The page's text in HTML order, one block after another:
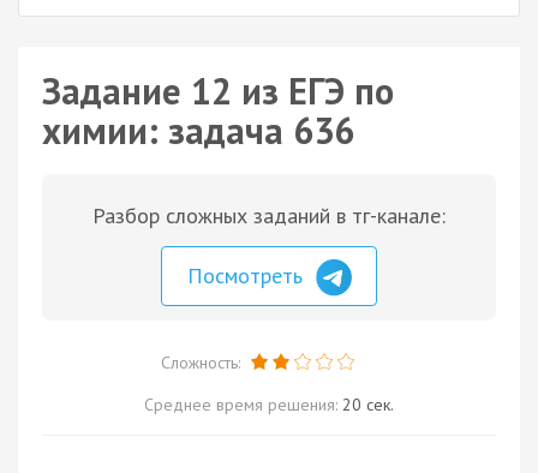
Задание 12 из ЕГЭ по
химии: задача 636
Разбор сложных заданий в тг-канале:
Посмотреть
Сложность:
Среднее время решения: 20 сек.